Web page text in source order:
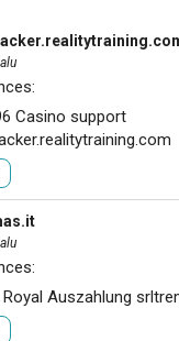
Casino support
Auszahlung